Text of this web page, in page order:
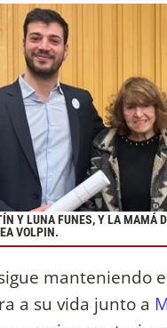
Y LUNA FUNES, Y LA MAMÁ
VOLPIN.
manteniendo
a su vida junto a